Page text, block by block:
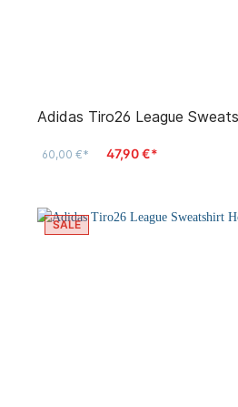
Adidas Tiro26 League
60,00 €* 47,90 €*
SALE